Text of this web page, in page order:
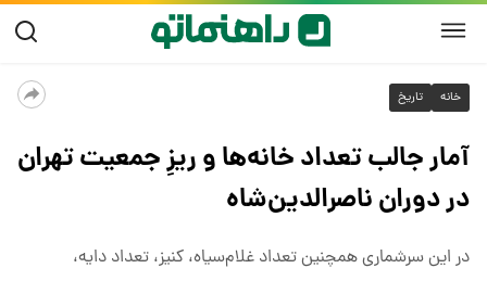
خانه تاریخ
آمار جالب تعداد خانه‌ها و ریزِ جمعیت تهران
در دوران ناصرالدین‌شاه
در این سرشماری همچنین تعداد غلام‌سیاه، کنیز، تعداد دایه،